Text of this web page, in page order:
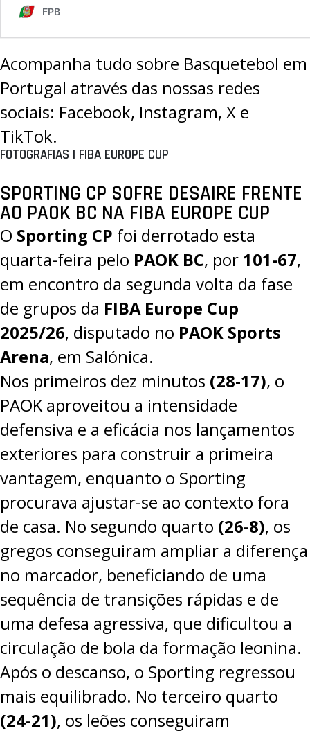
Acompanha tudo sobre Basquetebol em
Portugal através das nossas redes
sociais: Facebook, Instagram, X e
TikTok.
FOTOGRAFIAS | FIBA EUROPE CUP
SPORTING CP SOFRE DESAIRE FRENTE
AO PAOK BC NA FIBA EUROPE CUP
O Sporting CP foi derrotado esta
quarta-feira pelo PAOK BC, por 101-67,
em encontro da segunda volta da fase
de grupos da FIBA Europe Cup
2025/26, disputado no PAOK Sports
Arena, em Salónica.
Nos primeiros dez minutos (28-17), o
PAOK aproveitou a intensidade
defensiva e a eficácia nos lançamentos
exteriores para construir a primeira
vantagem, enquanto o Sporting
procurava ajustar-se ao contexto fora
de casa. No segundo quarto (26-8), os
gregos conseguiram ampliar a diferença
no marcador, beneficiando de uma
sequência de transições rápidas e de
uma defesa agressiva, que dificultou a
circulação de bola da formação leonina.
Após o descanso, o Sporting regressou
mais equilibrado. No terceiro quarto
(24-21), os leões conseguiram